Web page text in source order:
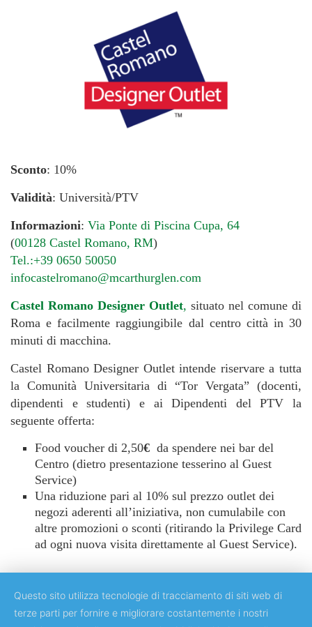
Sconto: 10%
Validità: Università/PTV
Informazioni: Via Ponte di Piscina Cupa, 64
(00128 Castel Romano, RM)
Tel.:+39 0650 50050
infocastelromano@mcarthurglen.com
Castel Romano Designer Outlet, situato nel comune di
Roma e facilmente raggiungibile dal centro città in 30
minuti di macchina.
Castel Romano Designer Outlet intende riservare a tutta
la Comunità Universitaria di “Tor Vergata” (docenti,
dipendenti e studenti) e ai Dipendenti del PTV la
seguente offerta:
Food voucher di 2,50€ da spendere nei bar del
Centro (dietro presentazione tesserino al Guest
Service)
Una riduzione pari al 10% sul prezzo outlet dei
negozi aderenti all’iniziativa, non cumulabile con
altre promozioni o sconti (ritirando la Privilege Card
ad ogni nuova visita direttamente al Guest Service).
Questo sito utilizza tecnologie di tracciamento di siti web di
terze parti per fornire e migliorare costantemente i nostri